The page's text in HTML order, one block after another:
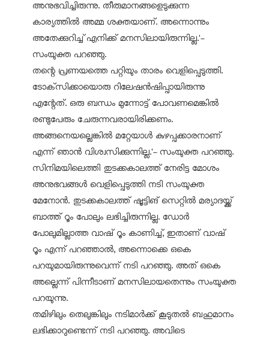
അനുഭവിച്ചിരുന്നു. തീരുമാനങ്ങളെടുക്കുന്ന
കാര്യത്തില്‍ അമ്മ ശക്തയാണ്. അന്നൊന്നും
അതേക്കുറിച്ച് എനിക്ക് മനസിലായിരുന്നില്ല.'-
സംയുക്ത പറഞ്ഞു.
തന്റെ പ്രണയത്തെ പറ്റിയും താരം വെളിപ്പെടുത്തി.
ടോക്‌സിക്കായൊരു റിലേഷന്‍ഷിപ്പായിരുന്നു
എന്റേത്. ഒരു ബന്ധം മുന്നോട്ട് പോവണമെങ്കില്‍
രണ്ടുപേരും ചേരുന്നവരായിരിക്കണം.
അങ്ങനെയല്ലെങ്കില്‍ മറ്റേയാള്‍ കുഴപ്പക്കാരനാണ്
എന്ന് ഞാന്‍ വിശ്വസിക്കുന്നില്ല.'- സംയുക്ത പറഞ്ഞു.
സിനിമയിലെത്തി തുടക്കകാലത്ത് നേരിട്ട മോശം
അനുഭവങ്ങള്‍ വെളിപ്പെടുത്തി നടി സംയുക്ത
മേനോന്‍. തുടക്കകാലത്ത് ഷൂട്ടിങ് സെറ്റില്‍ മര്യാദയ്ക്ക്
ബാത്ത് റൂം പോലും ലഭിച്ചിരുന്നില്ല. ഡോര്‍
പോലുമില്ലാത്ത വാഷ് റൂം കാണിച്ച്, ഇതാണ് വാഷ്
റൂം എന്ന് പറഞ്ഞാല്‍, അന്നൊക്കെ ഒകെ
പറയുമായിരുന്നുവെന്ന് നടി പറഞ്ഞു. അത് ഒകെ
അല്ലെന്ന് പിന്നീടാണ് മനസിലായതെന്നും സംയുക്ത
പറയുന്നു.
തമിഴിലും തെലുങ്കിലും നടിമാര്‍ക്ക് കൂടുതല്‍ ബഹുമാനം
ലഭിക്കാറുണ്ടെന്ന് നടി പറഞ്ഞു. അവിടെ